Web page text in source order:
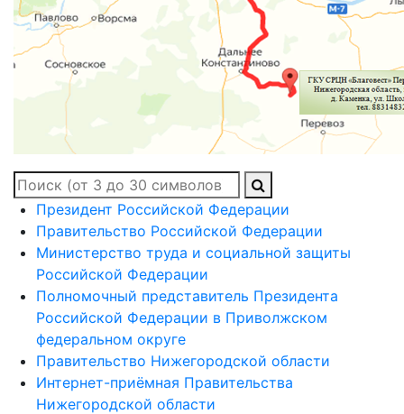
Президент Российской Федерации
Правительство Российской Федерации
Министерство труда и социальной защиты
Российской Федерации
Полномочный представитель Президента
Российской Федерации в Приволжском
федеральном округе
Правительство Нижегородской области
Интернет-приёмная Правительства
Нижегородской области